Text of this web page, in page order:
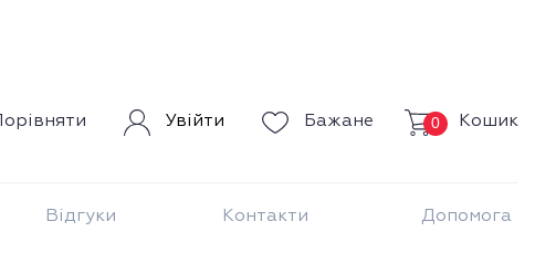
Увійти Бажане Кошик
0
Відгуки Контакти Допомога